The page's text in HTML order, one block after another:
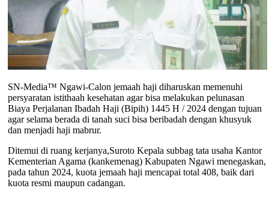
SN-Media™ Ngawi-Calon jemaah haji diharuskan memenuhi
persyaratan istithaah kesehatan agar bisa melakukan pelunasan
Biaya Perjalanan Ibadah Haji (Bipih) 1445 H / 2024 dengan tujuan
agar selama berada di tanah suci bisa beribadah dengan khusyuk
dan menjadi haji mabrur.
Ditemui di ruang kerjanya,Suroto Kepala subbag tata usaha Kantor
Kementerian Agama (kankemenag) Kabupaten Ngawi menegaskan,
pada tahun 2024, kuota jemaah haji mencapai total 408, baik dari
kuota resmi maupun cadangan.